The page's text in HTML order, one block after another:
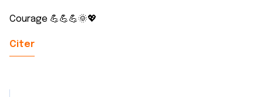
Courage 💪💪💪🌞💖
Citer